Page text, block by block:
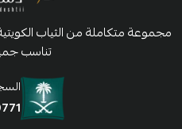
مجموعة متكاملة من الثياب
تناسب